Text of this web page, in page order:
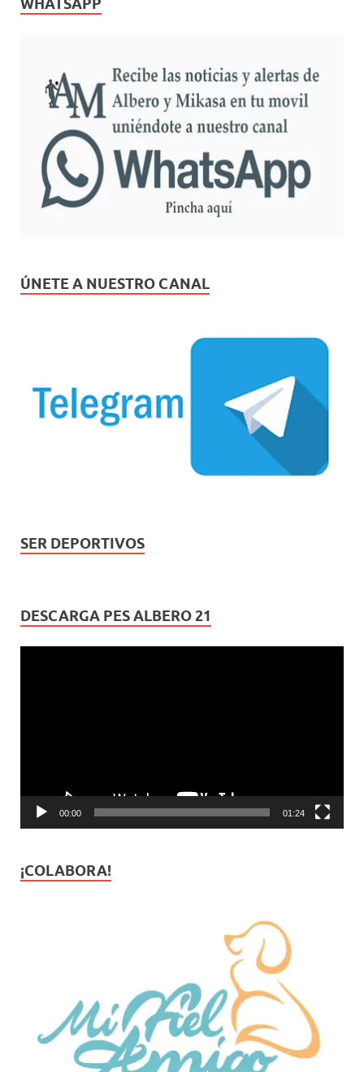
WHATSAPP
ÚNETE A NUESTRO CANAL
SER DEPORTIVOS
DESCARGA PES ALBERO 21
00:00 01:24
¡COLABORA!